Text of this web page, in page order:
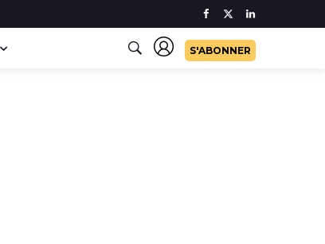
S'ABONNER